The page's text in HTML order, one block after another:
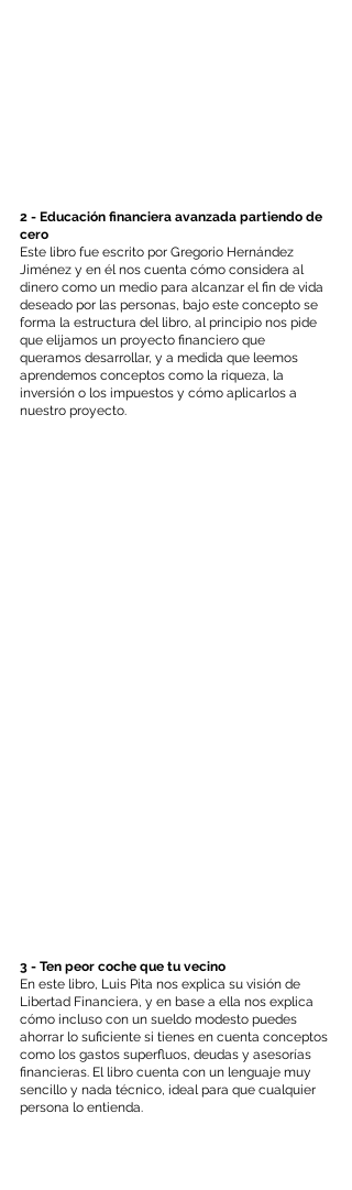
2 - Educación financiera avanzada partiendo de
cero
Este libro fue escrito por Gregorio Hernández
Jiménez y en él nos cuenta cómo considera al
dinero como un medio para alcanzar el fin de vida
deseado por las personas, bajo este concepto se
forma la estructura del libro, al principio nos pide
que elijamos un proyecto financiero que
queramos desarrollar, y a medida que leemos
aprendemos conceptos como la riqueza, la
inversión o los impuestos y cómo aplicarlos a
nuestro proyecto.
3 - Ten peor coche que tu vecino
En este libro, Luis Pita nos explica su visión de
Libertad Financiera, y en base a ella nos explica
cómo incluso con un sueldo modesto puedes
ahorrar lo suficiente si tienes en cuenta conceptos
como los gastos superfluos, deudas y asesorías
financieras. El libro cuenta con un lenguaje muy
sencillo y nada técnico, ideal para que cualquier
persona lo entienda.